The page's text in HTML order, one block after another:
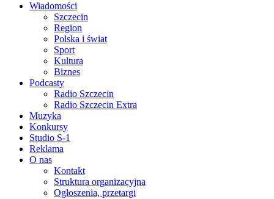
Wiadomości
Szczecin
Region
Polska i świat
Sport
Kultura
Biznes
Podcasty
Radio Szczecin
Radio Szczecin Extra
Muzyka
Konkursy
Studio S-1
Reklama
O nas
Kontakt
Struktura organizacyjna
Ogłoszenia, przetargi